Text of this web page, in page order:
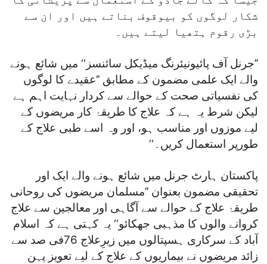
شکار لوگوں کو بیوقوف بناتے ہیں اور ان سے
بڑی رقوم ہتھیا لیتے ہیں۔
’’جرنل آف پائیونیئرنگ میڈیکل سائنسز‘‘ میں شائع ہونے
والے ایک علمی مضمون کے مطابق ’’عقیدے کا لوگوں
کی نفسیاتی صحت کے حوالے سے کردار نہایت اہم ہے
لیکن شرط یہ ہے کہ علاج کا طریقۂ کار مریضوں کے
لیے موزوں اور مناسب ہو، اور وہ اسے طبی علاج کے
طورپر استعمال کریں۔‘‘
پاکستان ہارٹ جرنل میں شائع ہونے والے ایک اور
تحقیقی مضمون بعنوان ’’مسلمان مریضوں کی روحانی
طریقۂ علاج کے حوالے سے آگاہی اور معالجین سے علاج
کروانے والوں کا مذہبی جھکائو‘‘ یہ کہتی ہے کہ اسلام
آباد کے سرکاری ہسپتالوں میں زیرِعلاج 76فی صد سے
زائد مریضوں نے بیماریوں کے علاج کے لیے تعویز پہن